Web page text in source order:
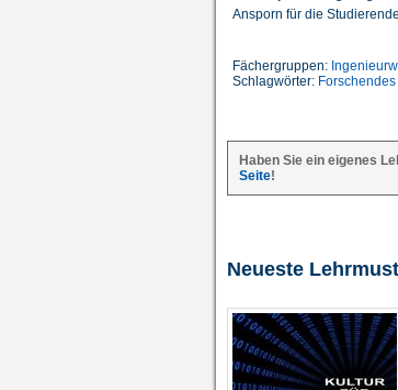
Ansporn für die
Fächergruppen:
Schlagwörter:
Haben Sie ein eigenes
Seite!
Neueste